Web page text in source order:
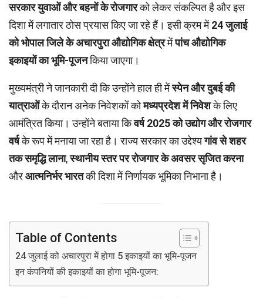
सरकार युवाओं और बहनों के रोजगारको लेकर संकल्पित है और इस
दिशा में लगातार ठोस प्रयास किए जा रहे हैं। इसी क्रम में24 जुलाई
को भोपाल जिले के अचारपुरा औद्योगिक क्षेत्रमेंपांच औद्योगिक
इकाइयों का भूमि-पूजनकिया जाएगा।
मुख्यमंत्री ने जानकारी दी कि उन्होंने हाल ही मेंस्पेन और दुबई की
यात्राओंके दौरान अनेक निवेशकों कोमध्यप्रदेश में निवेशके लिए
आमंत्रित किया। उन्होंने बताया किवर्ष 2025 को उद्योग और रोजगार
वर्षके रूप में मनाया जा रहा है। राज्य सरकार का उद्देश्यगांव से शहर
तक समृद्धि लाना,स्थानीय स्तर पर रोजगार के अवसर सृजित करना
औरआत्मनिर्भर भारतकी दिशा में निर्णायक भूमिका निभाना है।
Table of Contents
24 जुलाई को अचारपुरा में होगा 5 इकाइयों का भूमि-पूजन
इन कंपनियों की इकाइयों का होगा भूमि-पूजन: